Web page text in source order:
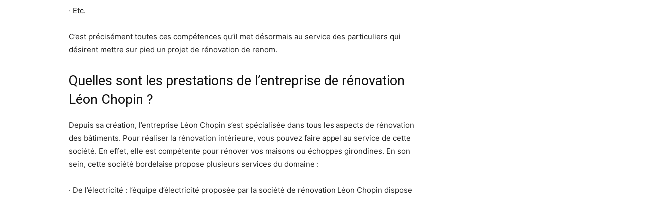
· Etc.
C’est précisément toutes ces compétences qu’il met désormais au service des particuliers qui
désirent mettre sur pied un projet de rénovation de renom.
Quelles sont les prestations de l’entreprise de rénovation
Léon Chopin ?
Depuis sa création, l’entreprise Léon Chopin s’est spécialisée dans tous les aspects de rénovation
des bâtiments. Pour réaliser la rénovation intérieure, vous pouvez faire appel au service de cette
société. En effet, elle est compétente pour rénover vos maisons ou échoppes girondines. En son
sein, cette société bordelaise propose plusieurs services du domaine :
· De l’électricité : l’équipe d’électricité proposée par la société de rénovation Léon Chopin dispose